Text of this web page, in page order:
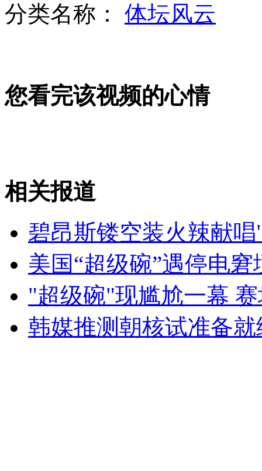
播客：一个女人最幸福是被男人驾驭？
女孩北京地铁殴打老人 痛下狠手拳打脚踢
无痛分娩是否安全 医生回应
分类名称： 体坛风云
您看完该视频的心情
相关报道
碧昂斯镂空装火辣献
美国“超级碗”遇停电
"超级碗"现尴尬一幕
韩媒推测朝核试准备